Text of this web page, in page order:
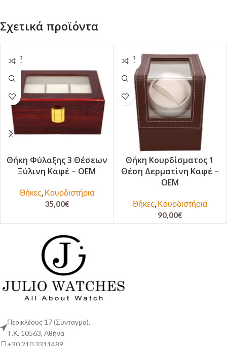
Σχετικά προϊόντα
SOLD
OUT
Θήκη Φύλαξης 3 Θέσεων
Ξύλινη Καφέ – OEM
Θήκες, Κουρδιστήρια
35,00€
SOLD
OUT
Θήκη Κουρδίσματος 1
Θέση Δερματίνη Καφέ –
OEM
Θήκες, Κουρδιστήρια
90,00€
Περικλέους 17 (Σύνταγμα),
Τ.Κ. 10563, Αθήνα